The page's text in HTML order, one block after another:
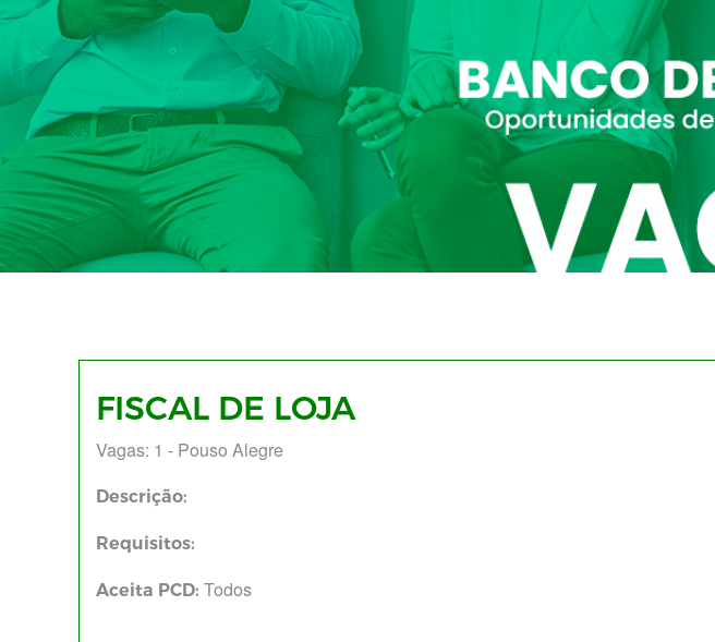
FISCAL DE LOJA
Vagas: 1 - Pouso Alegre
Descrição:
Requisitos:
Aceita PCD: Todos